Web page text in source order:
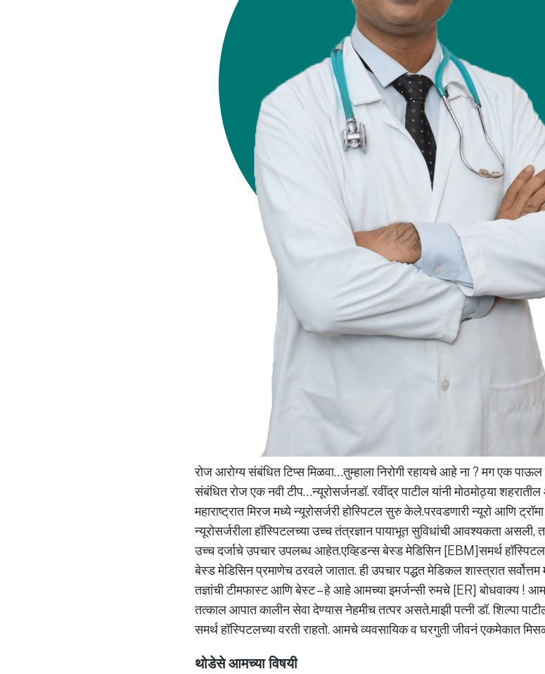
रोज आरोग्य संबंधित टिप्स मिळवा…तुम्हाला निरोगी रहायचे आहे ना ? मग एक
संबंधित रोज एक नवी टीप…न्यूरोसर्जनडॉ. रवींद्र पाटील यांनी मोठमोठ्या
महाराष्ट्रात मिरज मध्ये न्यूरोसर्जरी होस्पिटल सुरु केले.परवडणारी न्यूरो आणि
न्यूरोसर्जरीला हॉस्पिटलच्या उच्च तंत्रज्ञान पायाभूत सुविधांची आवश्यकता असली,
उच्च दर्जाचे उपचार उपलब्ध आहेत.एव्हिडन्स बेस्ड मेडिसिन [EBM]समर्थ हॉस्पिटल
बेस्ड मेडिसिन प्रमाणेच ठरवले जातात. ही उपचार पद्धत मेडिकल शास्त्रात
तज्ञांची टीमफास्ट आणि बेस्ट – हे आहे आमच्या इमर्जन्सी रुमचे [ER] बोधवाक्य !
तत्काल आपात कालीन सेवा देण्यास नेहमीच तत्पर असते.माझी पत्नी डॉ. शिल्पा
समर्थ हॉस्पिटलच्या वरती राहतो. आमचे व्यवसायिक व घरगुती जीवनं एकमेकात
थोडेसे आमच्या विषयी